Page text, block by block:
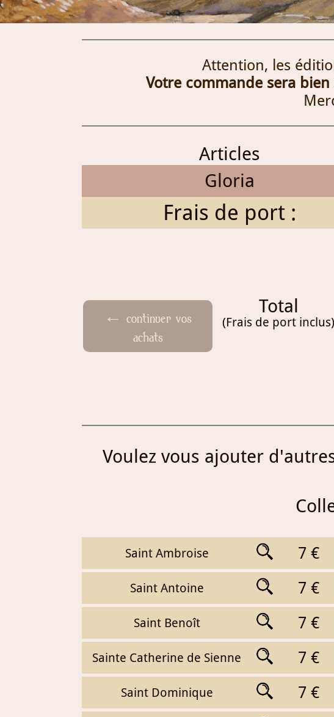
Attention, les
Votre commande sera
Articles
Gloria
Frais de port :
← continuer vos
achats
Total
(Frais de port inclus)
Voulez vous ajouter
Saint Ambroise 7 €
Saint Antoine 7 €
Saint Benoît 7 €
Sainte Catherine de Sienne 7 €
Saint Dominique 7 €